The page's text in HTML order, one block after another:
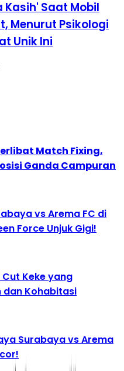
Saat Mobil
Menurut Psikologi
Unik Ini
Match Fixing,
Ganda Campuran
vs Arema FC di
Force Unjuk Gigi!
Keke yang
dan Kohabitasi
Surabaya vs Arema